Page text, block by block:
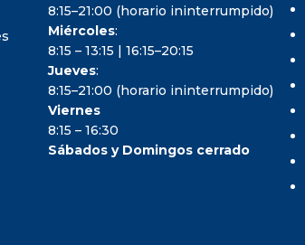
8:15–21:00 (horario ininterrumpido)
Miércoles:
8:15 – 13:15 | 16:15–20:15
Jueves:
8:15–21:00 (horario ininterrumpido)
Viernes
8:15 – 16:30
Sábados y Domingos cerrado